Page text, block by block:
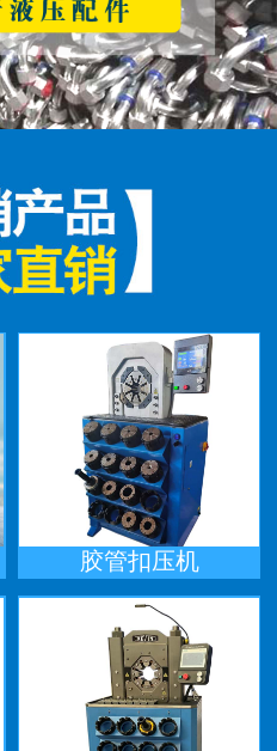
胶管扣压机